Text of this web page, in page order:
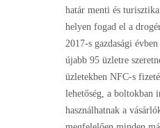
határ menti és
helyen fogad el a
2017-s gazdasági
újabb 95 üzletre
üzletekben NFC-s
lehetőség, a boltokban
használhatnak a